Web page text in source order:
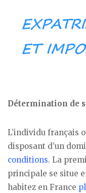
Détermination de
L’individu français
disposant d’un
conditions. La
principale se situe
habitez en France